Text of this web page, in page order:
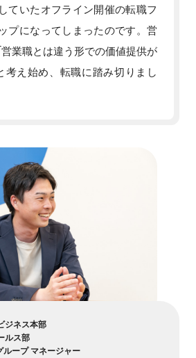
ていたオフライン開催の転職フ
プになってしまったのです。営
業職とは違う形での価値提供が
考え始め、転職に踏み切りまし
ジネス本部
ルス部
ープ マネージャー